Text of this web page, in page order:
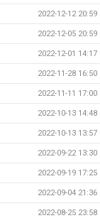
2022-12-12 20:59
2022-12-05 20:59
2022-12-01 14:17
2022-11-28 16:50
2022-11-11 17:00
2022-10-13 14:48
2022-10-13 13:57
2022-09-22 13:30
2022-09-19 17:25
2022-09-04 21:36
2022-08-25 23:58